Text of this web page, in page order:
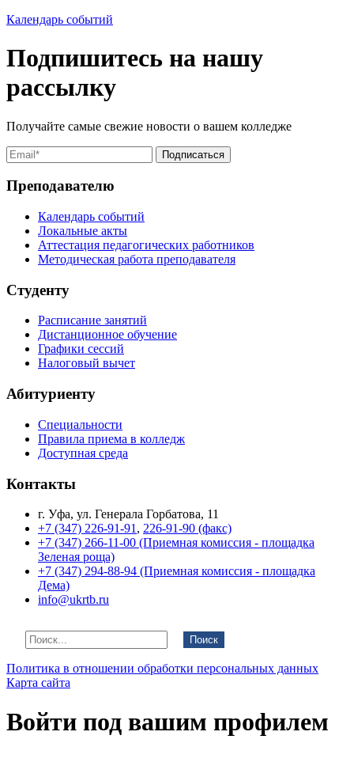
Календарь событий
Подпишитесь на нашу
рассылку
Получайте самые свежие новости о вашем колледже
Преподавателю
Календарь событий
Локальные акты
Аттестация педагогических работников
Методическая работа преподавателя
Студенту
Расписание занятий
Дистанционное обучение
Графики сессий
Налоговый вычет
Абитуриенту
Специальности
Правила приема в колледж
Доступная среда
Контакты
г. Уфа, ул. Генерала Горбатова, 11
+7 (347) 226-91-91 , 226-91-90 (факс)
+7 (347) 266-11-00 (Приемная комиссия - площадка
Зеленая роща)
+7 (347) 294-88-94 (Приемная комиссия - площадка
Дема)
info@ukrtb.ru
Поиск
Политика в отношении обработки персональных данных
Карта сайта
Войти под вашим профилем